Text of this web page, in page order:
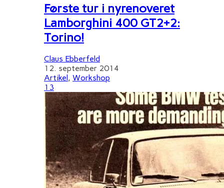
Første tur i nyrenoveret
Lamborghini 400 GT2+2:
Torino!
Claus Ebberfeld
12. september 2014
Artikel , Workshop
13